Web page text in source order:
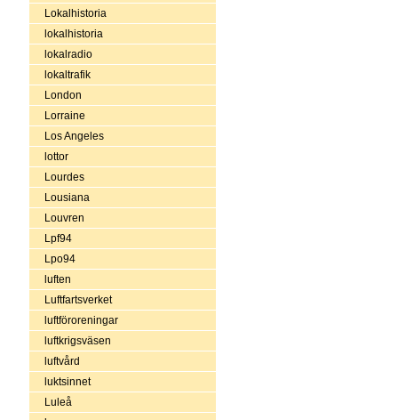
Lokalhistoria
lokalhistoria
lokalradio
lokaltrafik
London
Lorraine
Los Angeles
lottor
Lourdes
Lousiana
Louvren
Lpf94
Lpo94
luften
Luftfartsverket
luftföroreningar
luftkrigsväsen
luftvård
luktsinnet
Luleå